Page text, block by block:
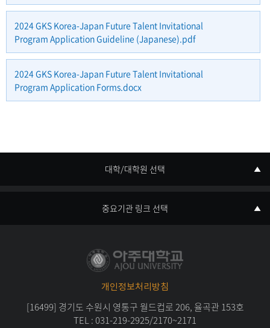
2024 GKS Korea-Japan Future Talent Invitational
Program Application Guideline (Japanese).pdf
2024 GKS Korea-Japan Future Talent Invitational
Program Application Forms.docx
대학/대학원 선택
중요기관 링크 선택
개인정보처리방침
[16499] 경기도 수원시 영통구 월드컵로 206, 율곡관 153호
TEL :031-219-2925/2170~2171